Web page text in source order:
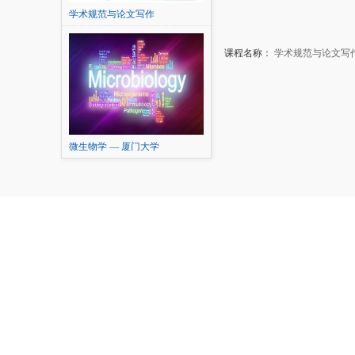
学术规范与论文写作
微生物学 — 厦门大学
课程名称： 学术规范与论文写